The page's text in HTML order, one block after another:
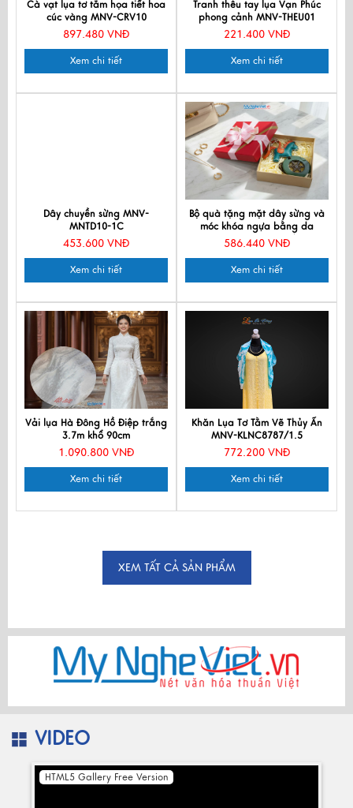
Cà vạt lụa tơ tằm họa tiết hoa
cúc vàng MNV-CRV10
897.480 VNĐ
Xem chi tiết
Tranh thêu tay lụa Vạn Phúc
phong cảnh MNV-THEU01
221.400 VNĐ
Xem chi tiết
Dây chuyền sừng MNV-
MNTD10-1C
453.600 VNĐ
Xem chi tiết
Bộ quà tặng mặt dây sừng và
móc khóa ngựa bằng da
CBMNV-MNTD11/2
586.440 VNĐ
Xem chi tiết
Vải lụa Hà Đông Hồ Điệp trắng
3.7m khổ 90cm
1.090.800 VNĐ
Xem chi tiết
Khăn Lụa Tơ Tằm Vẽ Thủy Ấn
MNV-KLNC8787/1.5
772.200 VNĐ
Xem chi tiết
XEM TẤT CẢ SẢN PHẨM
VIDEO
HTML5 Gallery Free Version